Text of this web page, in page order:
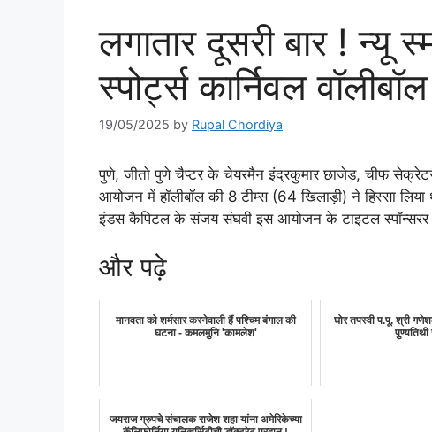
लगातार दूसरी बार ! न्यू
स्पोर्ट्स कार्निवल
19/05/2025 by Rupal Chordiya
पुणे, जीतो पुणे चैप्टर के चेयरमैन इंद्रकुमार छाजेड़, चीफ
आयोजन में हॉलीबॉल की 8 टीम्स (64 खिलाड़ी) ने हिस्सा लिया
इंडस कैपिटल के संजय संघवी इस आयोजन के टाइटल स्पॉन्सरर
और पढ़े
मानवता को शर्मसार करनेवाली हैं पश्चिम बंगाल की
घटना - कमलमुनि 'कामलेश'
घोर तपस्वी प.पू. श्री
पुण्यतिथी
जयराज ग्रुपचे संचालक राजेश शहा यांना अमेरिकेच्या